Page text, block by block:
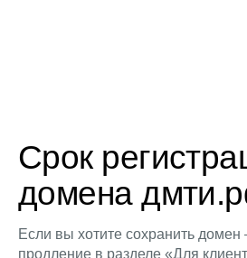
Срок
домена
Если вы хотите сохранить
продление в разделе «Для